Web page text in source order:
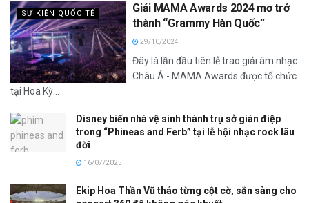
SỰ KIỆN QUỐC TẾ
Giải MAMA Awards 2024 mơ trở
thành “Grammy Hàn Quốc”
29/10/2024
Đây là lần đầu tiên lễ trao giải âm nhạc
Châu Á - MAMA Awards được tổ chức
tại Hoa Kỳ...
Disney biến nhà vệ sinh thành trụ sở gián điệp
trong “Phineas and Ferb” tại lễ hội nhạc rock lâu
đời
16/07/2025
Ekip Hoa Thần Vũ tháo từng cột cờ, sẵn sàng cho